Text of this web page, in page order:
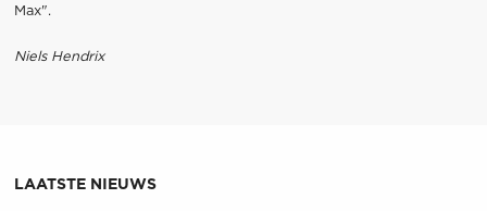
Max".
Niels Hendrix
LAATSTE NIEUWS